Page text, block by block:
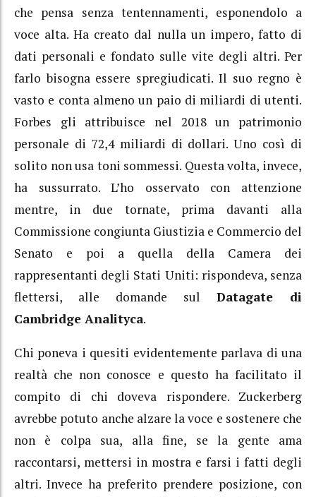
che pensa senza tentennamenti, esponendolo a
voce alta. Ha creato dal nulla un impero, fatto di
dati personali e fondato sulle vite degli altri. Per
farlo bisogna essere spregiudicati. Il suo regno è
vasto e conta almeno un paio di miliardi di utenti.
Forbes gli attribuisce nel 2018 un patrimonio
personale di 72,4 miliardi di dollari. Uno così di
solito non usa toni sommessi. Questa volta, invece,
ha sussurrato. L’ho osservato con attenzione
mentre, in due tornate, prima davanti alla
Commissione congiunta Giustizia e Commercio del
Senato e poi a quella della Camera dei
rappresentanti degli Stati Uniti: rispondeva, senza
flettersi, alle domande sul Datagate di
Cambridge Analityca.
Chi poneva i quesiti evidentemente parlava di una
realtà che non conosce e questo ha facilitato il
compito di chi doveva rispondere. Zuckerberg
avrebbe potuto anche alzare la voce e sostenere che
non è colpa sua, alla fine, se la gente ama
raccontarsi, mettersi in mostra e farsi i fatti degli
altri. Invece ha preferito prendere posizione, con